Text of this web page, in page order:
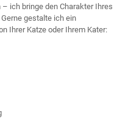
ich bringe den Charakter Ihres
gestalte ich ein
Ihrer Katze oder Ihrem Kater: